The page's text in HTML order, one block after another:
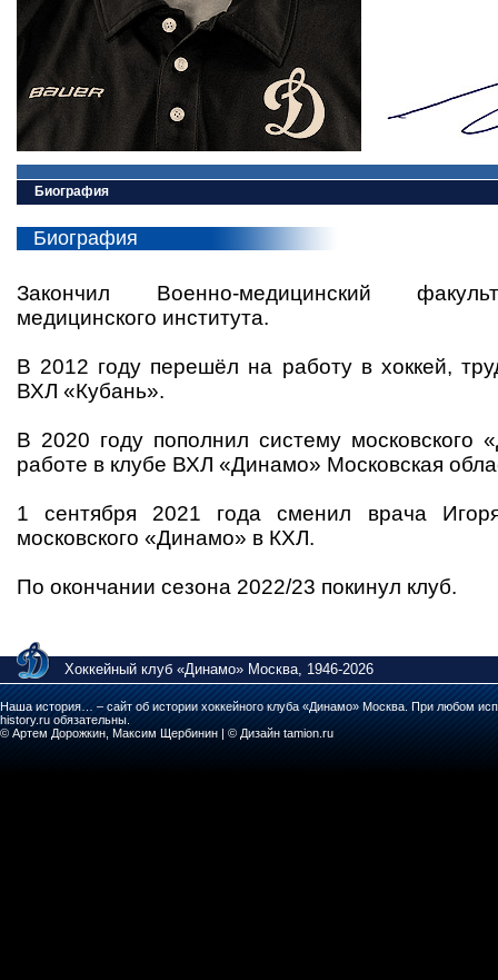
Биография
Биография
Закончил Военно-медицинский
медицинского института.
В 2012 году перешёл на работу в хоккей,
ВХЛ «Кубань».
В 2020 году пополнил систему московского
работе в клубе ВХЛ «Динамо» Московская
1 сентября 2021 года сменил врача
московского «Динамо» в КХЛ.
По окончании сезона 2022/23 покинул клуб.
Хоккейный клуб «Динамо» Москва, 1946-2026
Наша история… – сайт об истории хоккейного клуба «Динамо» Москва. При любом
history.ru обязательны.
© Артем Дорожкин, Максим Щербинин | © Дизайн tamion.ru